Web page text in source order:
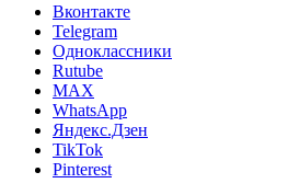
Вконтакте
Telegram
Одноклассники
Rutube
MAX
WhatsApp
Яндекс.Дзен
TikTok
Pinterest